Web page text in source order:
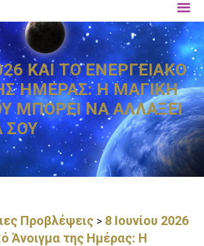
ΚΑΙ ΤΟ ΕΝΕΡΓΕΙΑΚΟ
ΗΜΕΡΑΣ: Η ΜΑΓΙΚΗ
ΜΠΟΡΕΙ ΝΑ ΑΛΛΑΞΕΙ
ΣΟΥ
Προβλέψεις > 8 Ιουνίου 2026
Άνοιγμα της Ημέρας: Η